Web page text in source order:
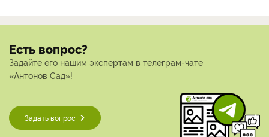
Есть вопрос?
Задайте его нашим экспертам в телеграм-чате
«Антонов Сад»!
Задать вопрос